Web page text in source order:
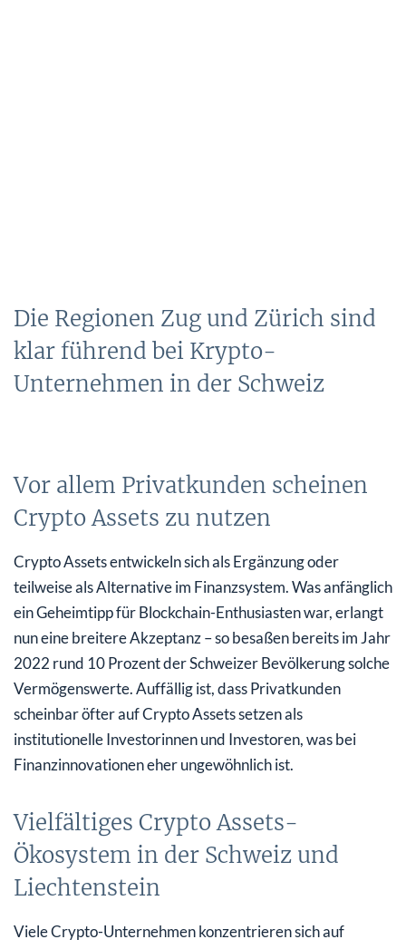
Die Regionen Zug und Zürich sind
klar führend bei Krypto-
Unternehmen in der Schweiz
Vor allem Privatkunden scheinen
Crypto Assets zu nutzen
Crypto Assets entwickeln sich als Ergänzung oder
teilweise als Alternative im Finanzsystem. Was anfänglich
ein Geheimtipp für Blockchain-Enthusiasten war, erlangt
nun eine breitere Akzeptanz – so besaßen bereits im Jahr
2022 rund 10 Prozent der Schweizer Bevölkerung solche
Vermögenswerte. Auffällig ist, dass Privatkunden
scheinbar öfter auf Crypto Assets setzen als
institutionelle Investorinnen und Investoren, was bei
Finanzinnovationen eher ungewöhnlich ist.
Vielfältiges Crypto Assets-
Ökosystem in der Schweiz und
Liechtenstein
Viele Crypto-Unternehmen konzentrieren sich auf